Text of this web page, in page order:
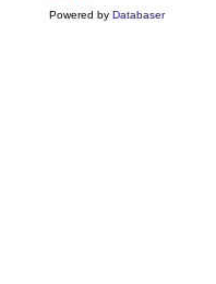
Powered by Databaser